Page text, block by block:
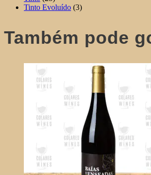
Tinto Evoluído (3)
Também pode